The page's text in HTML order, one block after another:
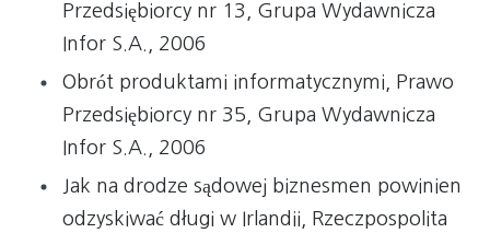
Przedsiębiorcy nr 13, Grupa Wydawnicza
Infor S.A., 2006
Obrót produktami informatycznymi, Prawo
Przedsiębiorcy nr 35, Grupa Wydawnicza
Infor S.A., 2006
Jak na drodze sądowej biznesmen powinien
odzyskiwać długi w Irlandii, Rzeczpospolita